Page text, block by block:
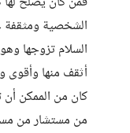
الشخصية
السلام تزوجها
أثقف منها
كان من الممكن
من مستشار من